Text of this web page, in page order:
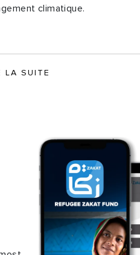
climatique.
LA SUITE